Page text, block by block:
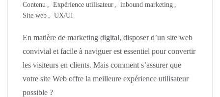
Contenu Expérience utilisateur
inbound marketing
Site web
UX/UI
En matière de marketing digital, disposer d’un site web
convivial et facile à naviguerest essentiel pour convertir
les visiteurs en clients. Mais comment s’assurer que
votre site Web offre la meilleure expérience utilisateur
possible ?